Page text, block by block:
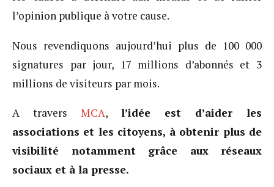
l’opinion publique à votre cause.
Nous revendiquons aujourd’hui plus de 100 000
signatures par jour, 17 millions d’abonnés et 3
millions de visiteurs par mois.
A travers MCA, l’idée est d’aider les
associations et les citoyens, à obtenir plus de
visibilité notamment grâce aux réseaux
sociaux et à la presse.